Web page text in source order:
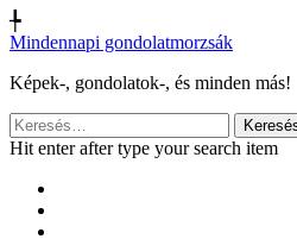
╄
Mindennapi gondolatmorzsák
Képek-, gondolatok-, és minden más!
Keresés:
Hit enter after type your search item